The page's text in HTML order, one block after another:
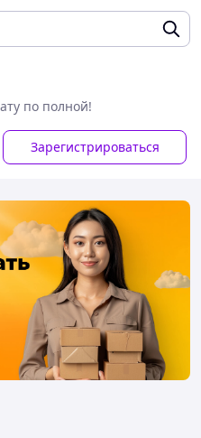
по полной!
Зарегистрироваться